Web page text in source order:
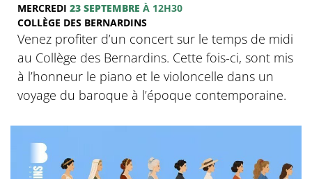
MERCREDI 23 SEPTEMBRE À 12H30
COLLÈGE DES BERNARDINS
Venez profiter d’un concert sur le temps de midi
au Collège des Bernardins. Cette fois-ci, sont mis
à l’honneur le piano et le violoncelle dans un
voyage du baroque à l’époque contemporaine.